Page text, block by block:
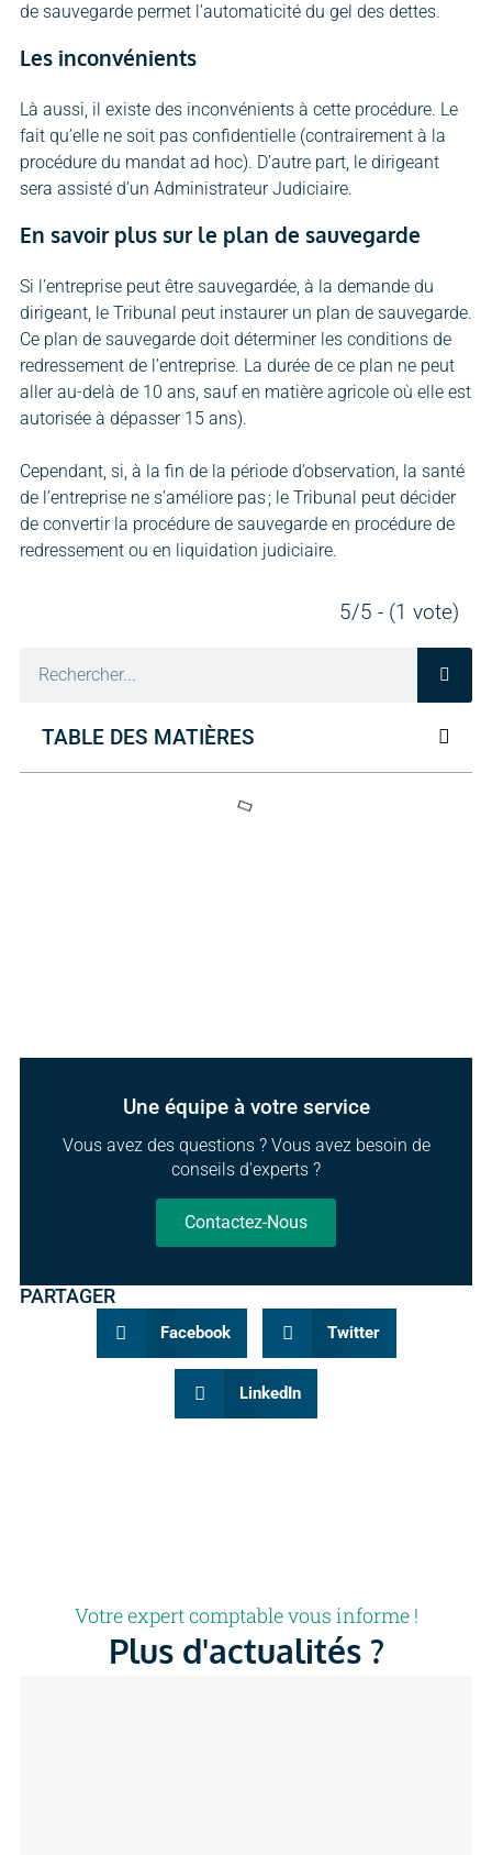
TABLE DES MATIÈRES
Une équipe à votre service
Vous avez des questions ? Vous avez besoin de
conseils d'experts ?
Contactez-Nous
PARTAGER
Facebook Twitter
LinkedIn
de sauvegarde permet l’automaticité du gel des dettes.
Les inconvénients
Là aussi, il existe des inconvénients à cette procédure. Le
fait qu’elle ne soit pas confidentielle (contrairement à la
procédure du mandat ad hoc). D’autre part, le dirigeant
sera assisté d’un Administrateur Judiciaire.
En savoir plus sur le plan de sauvegarde
Si l’entreprise peut être sauvegardée, à la demande du
dirigeant, le Tribunal peut instaurer un plan de sauvegarde.
Ce plan de sauvegarde doit déterminer les conditions de
redressement de l’entreprise. La durée de ce plan ne peut
aller au-delà de 10 ans, sauf en matière agricole où elle est
autorisée à dépasser 15 ans).
Cependant, si, à la fin de la période d’observation, la santé
de l’entreprise ne s’améliore pas ; le Tribunal peut décider
de convertir la procédure de sauvegarde en procédure de
redressement ou en liquidation judiciaire.
5/5 - (1 vote)
Votre expert comptable vous informe !
Plus d'actualités ?